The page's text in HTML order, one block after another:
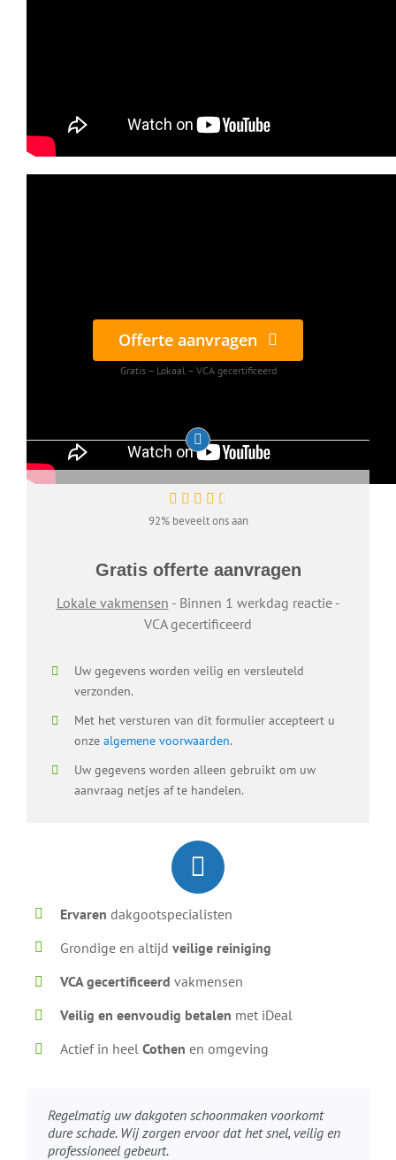
Offerte aanvragen
Gratis – Lokaal – VCA gecertificeerd
92% beveelt ons aan
Gratis offerte aanvragen
Lokale vakmensen - Binnen 1 werkdag reactie -
VCA gecertificeerd
Uw gegevens worden veilig en versleuteld
verzonden.
Met het versturen van dit formulier accepteert u
onze algemene voorwaarden.
Uw gegevens worden alleen gebruikt om uw
aanvraag netjes af te handelen.
Ervaren dakgootspecialisten
Grondige en altijdveilige reiniging
VCA gecertificeerdvakmensen
Veilig en eenvoudig betalen met iDeal
Actief in heelCothen en omgeving
Regelmatig uw dakgoten schoonmaken voorkomt
dure schade. Wij zorgen ervoor dat het snel, veilig en
professioneel gebeurt.